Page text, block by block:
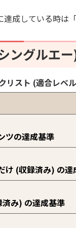
成している時は
ングルエ
リスト (適合レベ
ツの達成基準
け (収録済み) の達
み) の達成基準